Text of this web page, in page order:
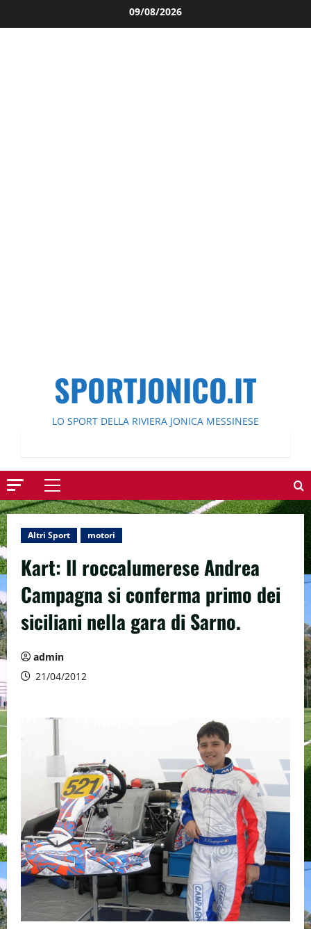
al
09/08/2026
SPORTJONICO.IT
LO SPORT DELLA RIVIERA JONICA MESSINESE
Menu
principale
Altri Sport motori
Kart: Il roccalumerese Andrea
Campagna si conferma primo dei
siciliani nella gara di Sarno.
admin
21/04/2012